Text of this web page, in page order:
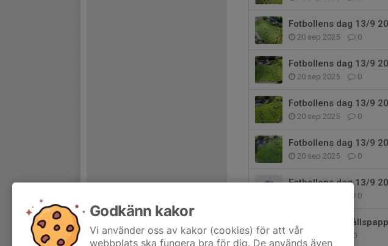
Fotbollens dag 13/9
20 sep 2025 0
Fotbollens dag 13/9
20 sep 2025 0
Fotbollens dag 13/9
20 sep 2025 0
Fotbollens dag 13/9
20 sep 2025 0
Fotbollens dag 13/9
0
Toa- och
5 maj 2025 0
Godkänn kakor
Vi använder oss av kakor (cookies) för att vår
webbplats ska fungera bra för dig. De används även